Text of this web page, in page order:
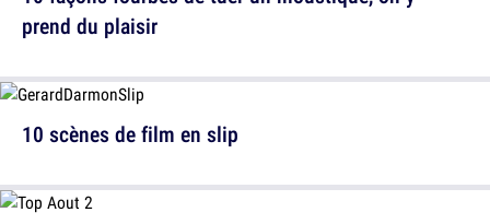
10 scènes de film en slip
prend du plaisir